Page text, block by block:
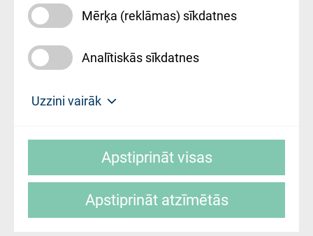
cenrādis
Mājas lapas izstrāde:
Mērķa (reklāmas) sīkdatnes
Analītiskās sīkdatnes
Uzzini vairāk
slimnīca, turpmāk – Pārzinis, sīkdatņu
sīkdatņu izmantošanas nosacījumiem.
Apstiprināt visas
Apstiprināt atzīmētās